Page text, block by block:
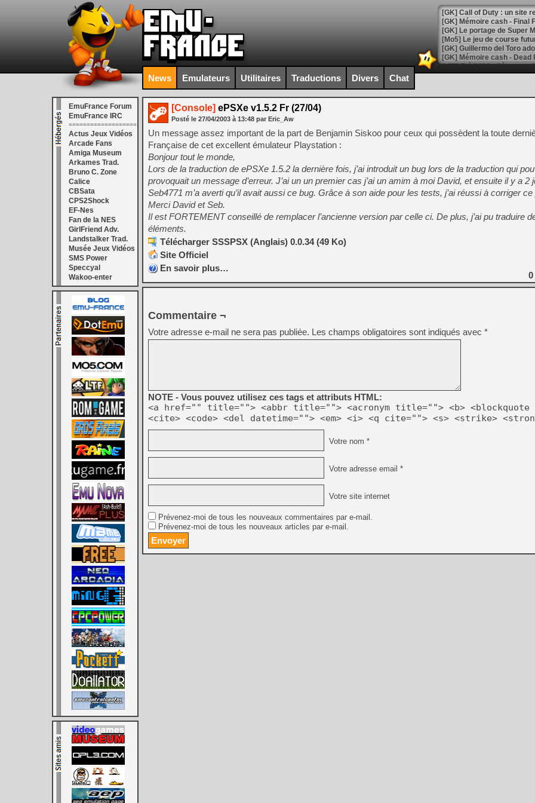
[GK] Le portage de Super
[Mo5] Le jeu de course
[GK] Guillermo del Toro
[LTF] Eté 2026 - Séquence
[GK] Mistfall Hunter :
[GK] Wo Long 2 évolue
[GK] Crossfire : un TPS à
[LS] [PS5] Premiers
[Mo5] DOOM arrive en
[GK] Bethesda fête les 30
[GK] Roblox : l'action en
[GK] Agenda - GeForce
[LS] [PS5] ps5-y2jb-
[GK] Pourquoi Marvel
[GK] Test : Restory : Chill
[GK] GTA 6 : Rockstar
[GK] Hot Wheels Infinite
[GK] Mémoire cash -
[GK] Résultats Nintendo :
[GK] Déjà des
[Mo5] Brickboy cherche à
[GK] Minecraft et ses «
[GK] Beast of
[GK] Ubisoft : fin de partie
[GK] Mémoire cash -
[GK] Dan Houser (GTA)
[GK] Comment EA Sports
[GK] Crimson Moon : un
[GK] Isle of Reveries : le
News Emulateurs Utilitaires Traductions Divers Chat
EmuFrance Forum
EmuFrance IRC
===================
Actus Jeux Vidéos
Arcade Fans
Amiga Museum
Arkames Trad.
Bruno C. Zone
Calice
CBSata
CPS2Shock
EF-Nes
Fan de la NES
GirlFriend Adv.
Landstalker Trad.
Musée Jeux Vidéos
SMS Power
Speccyal
Wakoo-enter
[Console] ePSXe v1.5.2 Fr (27/04)
Posté le 27/04/2003 à 13:48 par Eric_Aw
Un message assez important de la part de Benjamin Siskoo pour ceux qui possèdent la toute
Française de cet excellent émulateur Playstation :
Bonjour tout le monde,
Lors de la traduction de ePSXe 1.5.2 la dernière fois, j’ai introduit un bug lors de la traduction qui
provoquait un message d’erreur. J’ai un un premier cas j’ai un amim à moi David, et ensuite il y a 2
Seb4771 m’a averti qu’il avait aussi ce bug. Grâce à son aide pour les tests, j’ai réussi à corriger
Merci David et Seb.
Il est FORTEMENT conseillé de remplacer l’ancienne version par celle ci. De plus, j’ai pu traduire
éléments.
Télécharger SSSPSX (Anglais) 0.0.34 (49 Ko)
Site Officiel
En savoir plus…
0
Commentaire ¬
Votre adresse e-mail ne sera pas publiée. Les champs obligatoires sont indiqués avec *
NOTE - Vous pouvez utilisez ces tags et attributs HTML:
<a href="" title=""> <abbr title=""> <acronym title=""> <b> <blockquote
<cite> <code> <del datetime=""> <em> <i> <q cite=""> <s> <strike>
Votre nom *
Votre adresse email *
Votre site internet
Prévenez-moi de tous les nouveaux commentaires par e-mail.
Prévenez-moi de tous les nouveaux articles par e-mail.